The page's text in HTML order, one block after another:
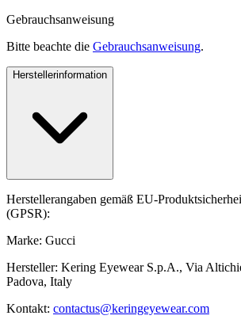
Gebrauchsanweisung
Bitte beachte die Gebrauchsanweisung.
Herstellerinformation
Herstellerangaben gemäß EU-
(GPSR):
Marke: Gucci
Hersteller: Kering Eyewear S.p.A., Via
Padova, Italy
Kontakt: contactus@keringeyewear.com